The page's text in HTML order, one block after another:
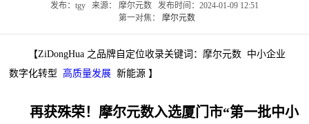
发布：tgy 来源： 摩尔元数 发布时间：2024-01-09 12:51
第一对焦： 摩尔元数
【ZiDongHua 之品牌自定位收录关键词：摩尔元数 中小企业
数字化转型 高质量发展 新能源 】
再获殊荣！摩尔元数入选厦门市“第一批中小